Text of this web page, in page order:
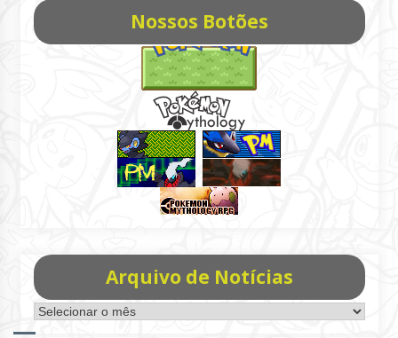
Nossos Botões
Arquivo de Notícias
Arquivo
de